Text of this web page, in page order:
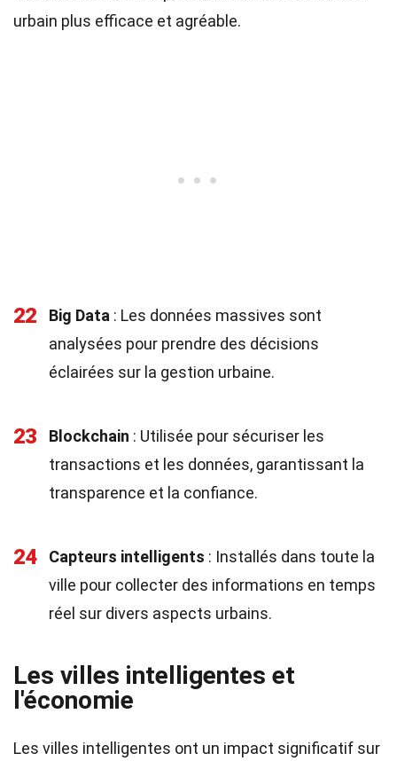
urbain plus efficace et agréable.
22 Big Data : Les données massives sont
analysées pour prendre des décisions
éclairées sur la gestion urbaine.
23 Blockchain : Utilisée pour sécuriser les
transactions et les données, garantissant la
transparence et la confiance.
24 Capteurs intelligents : Installés dans toute la
ville pour collecter des informations en temps
réel sur divers aspects urbains.
Les villes intelligentes et
l'économie
Les villes intelligentes ont un impact significatif sur